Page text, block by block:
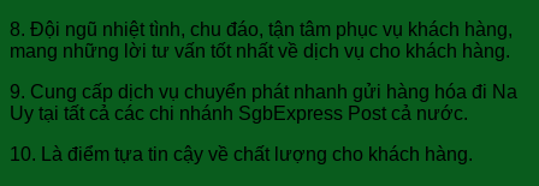
8. Đội ngũ nhiệt tình, chu đáo, tận tâm phục vụ khách hàng,
mang những lời tư vấn tốt nhất về dịch vụ cho khách hàng.
9. Cung cấp dịch vụ chuyển phát nhanh gửi hàng hóa đi Na
Uy tại tất cả các chi nhánh SgbExpress Post cả nước.
10. Là điểm tựa tin cậy về chất lượng cho khách hàng.